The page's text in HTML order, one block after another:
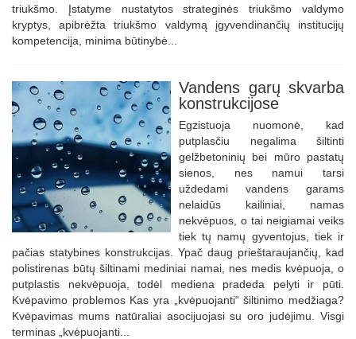
triukšmo. Įstatyme nustatytos strateginės triukšmo valdymo
kryptys, apibrėžta triukšmo valdymą įgyvendinančių institucijų
kompetencija, minima būtinybė...
Vandens garų skvarba
konstrukcijose
Egzistuoja nuomonė, kad
putplasčiu negalima šiltinti
gelžbetoninių bei mūro pastatų
sienos, nes namui tarsi
uždedami vandens garams
nelaidūs kailiniai, namas
nekvėpuos, o tai neigiamai veiks
tiek tų namų gyventojus, tiek ir
pačias statybines konstrukcijas. Ypač daug prieštaraujančių, kad
polistirenas būtų šiltinami mediniai namai, nes medis kvėpuoja, o
putplastis nekvėpuoja, todėl mediena pradeda pelyti ir pūti.
Kvėpavimo problemos Kas yra „kvėpuojanti“ šiltinimo medžiaga?
Kvėpavimas mums natūraliai asocijuojasi su oro judėjimu. Visgi
terminas „kvėpuojanti...